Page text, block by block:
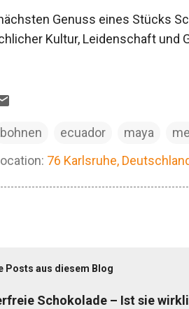
Genuss eines Stücks
Kultur, Leidenschaft und
bohnen ecuador maya
76 Karlsruhe,
Posts aus diesem Blog
Schokolade – Ist sie